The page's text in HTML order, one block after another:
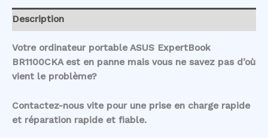
Description
Votre ordinateur portable ASUS ExpertBook
BR1100CKA est en panne mais vous ne savez pas d’où
vient le problème?
Contactez-nous vite pour une prise en charge rapide
et réparation rapide et fiable.